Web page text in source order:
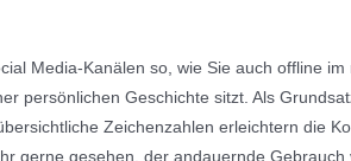
Media-Kanälen so, wie Sie auch offline
persönlichen Geschichte sitzt. Als
Zeichenzahlen erleichtern die
gerne gesehen, der andauernde Gebrauch